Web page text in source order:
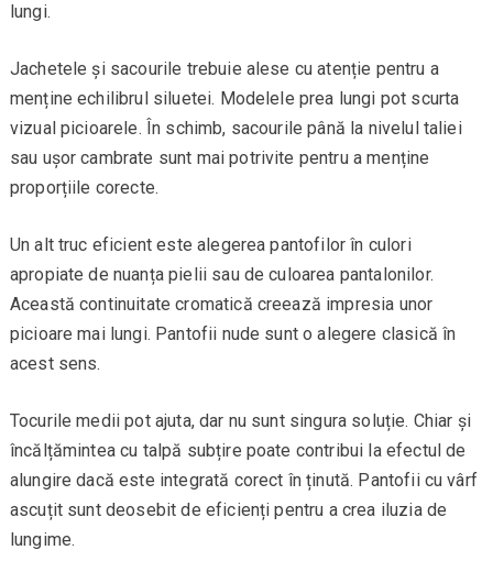
lungi.
Jachetele și sacourile trebuie alese cu atenție pentru a
menține echilibrul siluetei. Modelele prea lungi pot scurta
vizual picioarele. În schimb, sacourile până la nivelul taliei
sau ușor cambrate sunt mai potrivite pentru a menține
proporțiile corecte.
Un alt truc eficient este alegerea pantofilor în culori
apropiate de nuanța pielii sau de culoarea pantalonilor.
Această continuitate cromatică creează impresia unor
picioare mai lungi. Pantofii nude sunt o alegere clasică în
acest sens.
Tocurile medii pot ajuta, dar nu sunt singura soluție. Chiar și
încălțămintea cu talpă subțire poate contribui la efectul de
alungire dacă este integrată corect în ținută. Pantofii cu vârf
ascuțit sunt deosebit de eficienți pentru a crea iluzia de
lungime.